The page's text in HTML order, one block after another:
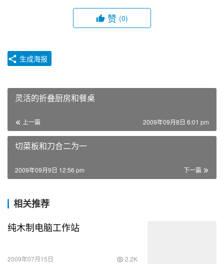
赞 (0)
生成海报
灵活的折叠厨房和餐桌
上一篇 2009年09月8日 6:01 pm
切菜板和刀合二为一
下一篇
2009年09月9日 12:56 pm
相关推荐
纯木制电脑工作站
2009年07月15日 2.2K